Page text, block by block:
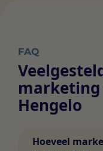
FAQ
marketing
Hengelo
Hoeveel